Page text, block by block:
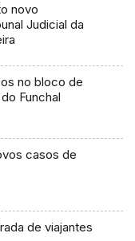
novo
Judicial da
no bloco de
Funchal
casos de
de viajantes